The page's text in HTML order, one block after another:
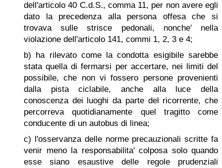
dell'articolo 40 C.d.S., comma 11, per non avere egli
dato la precedenza alla persona offesa che si
trovava sulle strisce pedonali, nonche' nella
violazione dell'articolo 141, commi 1, 2, 3 e 4;
b) ha rilevato come la condotta esigibile sarebbe
stata quella di fermarsi per accertare, nei limiti del
possibile, che non vi fossero persone provenienti
dalla pista ciclabile, anche alla luce della
conoscenza dei luoghi da parte del ricorrente, che
percorreva quotidianamente quel tragitto come
conducente di un autobus di linea;
c) l'osservanza delle norme precauzionali scritte fa
venir meno la responsabilita' colposa solo quando
esse siano esaustive delle regole prudenziali